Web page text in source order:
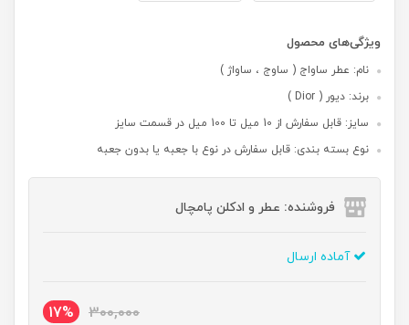
ویژگی‌های محصول
نام: عطر ساواج ( ساوج ، ساواژ )
برند: دیور ( Dior )
سایز: قابل سفارش از 10 میل تا 100 میل در قسمت سایز
نوع بسته بندی: قابل سفارش در نوع با جعبه یا بدون جعبه
فروشنده: عطر و ادکلن پامچال
آماده ارسال
300,000
17%